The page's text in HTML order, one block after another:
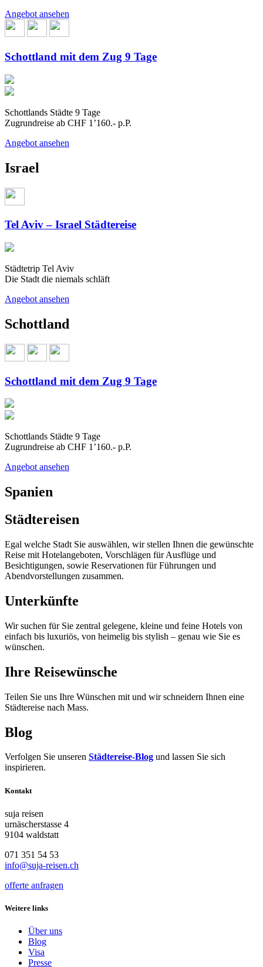
Angebot ansehen
Schottland mit dem Zug 9 Tage
Schottlands Städte 9 Tage
Zugrundreise ab CHF 1’160.- p.P.
Angebot ansehen
Israel
Tel Aviv – Israel Städtereise
Städtetrip Tel Aviv
Die Stadt die niemals schläft
Angebot ansehen
Schottland
Schottland mit dem Zug 9 Tage
Schottlands Städte 9 Tage
Zugrundreise ab CHF 1’160.- p.P.
Angebot ansehen
Spanien
Städtereisen
Egal welche Stadt Sie auswählen, wir stellen Ihnen die gewünschte
Reise mit Hotelangeboten, Vorschlägen für Ausflüge und
Besichtigungen, sowie Reservationen für Führungen und
Abendvorstellungen zusammen.
Unterkünfte
Wir suchen für Sie zentral gelegene, kleine und feine Hotels von
einfach bis luxuriös, von heimelig bis stylish – genau wie Sie es
wünschen.
Ihre Reisewünsche
Teilen Sie uns Ihre Wünschen mit und wir schneidern Ihnen eine
Städtereise nach Mass.
Blog
Verfolgen Sie unseren Städtereise-Blog und lassen Sie sich
inspirieren.
Kontakt
suja reisen
urnäscherstasse 4
9104 waldstatt
071 351 54 53
info@suja-reisen.ch
offerte anfragen
Weitere links
Über uns
Blog
Visa
Presse